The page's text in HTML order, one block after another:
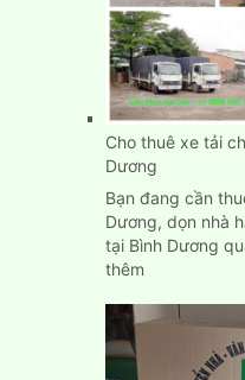
Cho thuê xe tải
Dương
Bạn đang cần
Dương, dọn nhà
tại Bình Dương
thêm:
thuê